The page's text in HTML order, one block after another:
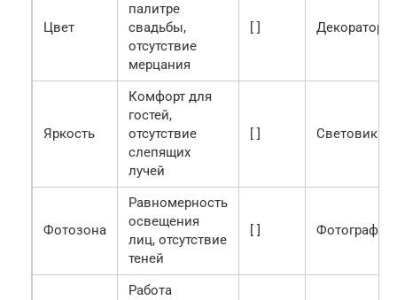
Цвет
палитре
свадьбы,
отсутствие
мерцания
Декоратор
Яркость
Комфорт для
гостей,
отсутствие
слепящих
лучей
Световик
Фотозона
Равномерность
освещения
лиц, отсутствие
теней
Фотограф
Работа